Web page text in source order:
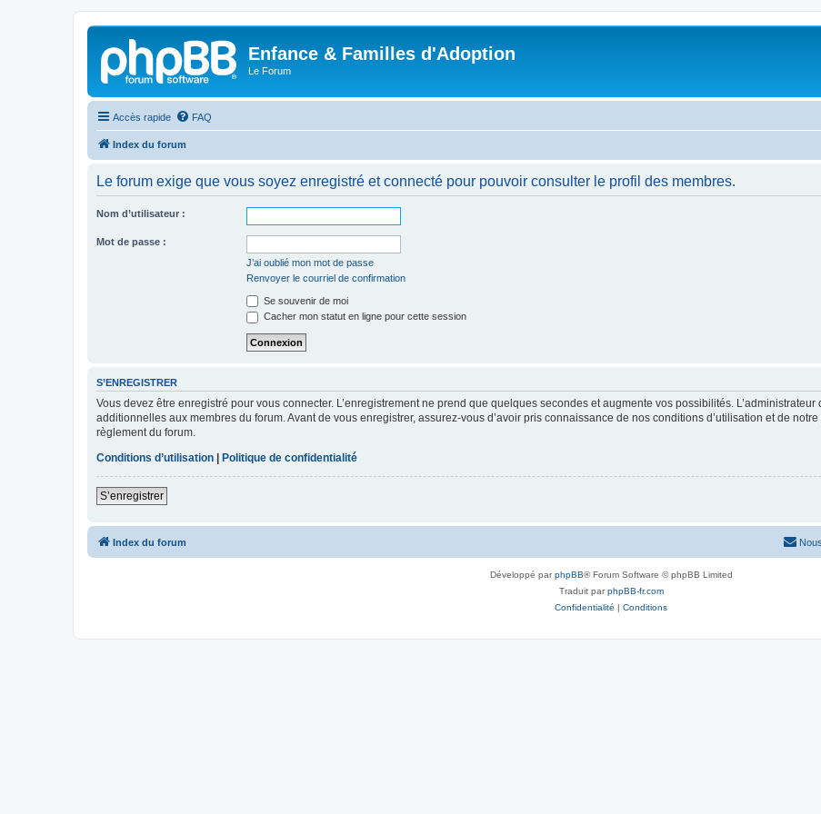
Enfance & Familles d'Adoption
Le Forum
Accès rapide FAQ
Index du forum
Le forum exige que vous soyez enregistré et connecté pour pouvoir consulter le profil des membres.
Nom d’utilisateur :
Mot de passe :
J’ai oublié mon mot de passe
Renvoyer le courriel de confirmation
Se souvenir de moi
Cacher mon statut en ligne pour cette session
S’ENREGISTRER
Vous devez être enregistré pour vous connecter. L’enregistrement ne prend que quelques secondes et augmente vos possibilités.
additionnelles aux membres du forum. Avant de vous enregistrer, assurez-vous d’avoir pris connaissance de nos conditions d’utilisation et de
règlement du forum.
Conditions d’utilisation
Politique de confidentialité
S’enregistrer
Index du forum
Développé parphpBB® Forum Software © phpBB Limited
Traduit parphpBB-fr.com
Confidentialité | Conditions